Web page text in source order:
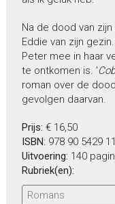
Na de dood van
Eddie van zijn
Peter mee in haar
te ontkomen is. '
roman over de
gevolgen daarvan.
Prijs: € 16,50
ISBN: 978 90 5429
Uitvoering: 140
Rubriek(en):
Romans